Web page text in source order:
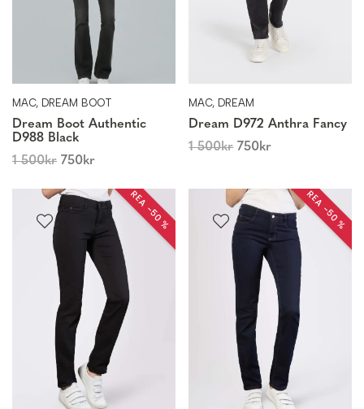
MAC, DREAM BOOT
Dream Boot Authentic
D988 Black
1 500kr 750kr
MAC, DREAM
Dream D972 Anthra Fancy
1 500kr 750kr
REA −50 % REA −50 %